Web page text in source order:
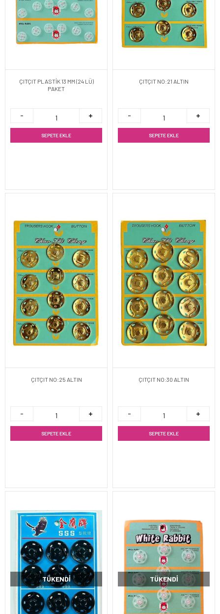
ÇITÇIT PLASTİK 13 MM (24 LÜ)
PAKET
SEPETE EKLE
ÇITÇIT NO:21 ALTIN
SEPETE EKLE
ÇITÇIT NO:25 ALTIN
SEPETE EKLE
ÇITÇIT NO:30 ALTIN
SEPETE EKLE
TÜKENDI TÜKENDI